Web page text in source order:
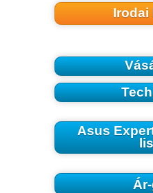
Irodai
Asus